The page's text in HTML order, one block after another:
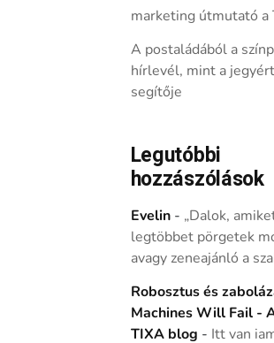
marketing útmutató a
A postaládából a
hírlevél, mint a
segítője
Legutóbbi
hozzászólások
Evelin- „Dalok,
legtöbbet pörgetek
avagy zeneajánló a
Robosztus és
Machines Will Fail -
TIXA blog - Itt van